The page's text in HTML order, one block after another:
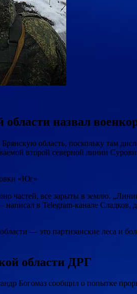
назвал
область, поскольку там
второй северной линии
«Юг»
частей, все зарыты в землю.
в Telegram-канале Сладков,
— это партизанские леса и
области ДРГ
Богомаз сообщил о попытке